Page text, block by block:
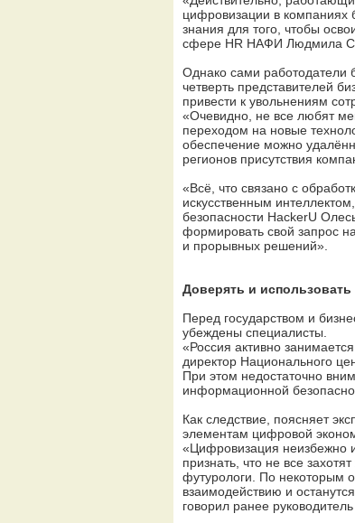
цифровизации в компаниях
знания для того, чтобы
сфере HR НАФИ Людмила
Однако сами работодатели
четверть представителей
привести к увольнениям
«Очевидно, не все любят
переходом на новые
обеспечение можно
регионов присутствия
«Всё, что связано с
искусственным
безопасности HackerU
формировать свой запрос
и прорывных решений».
Доверять и использовать
Перед государством и
убеждены специалисты.
«Россия активно
директор Национального
При этом недостаточно
информационной
Как следствие, поясняет
элементам цифровой
«Цифровизация неизбежно
признать, что не все
футурологи. По некоторым
взаимодействию и
говорил ранее